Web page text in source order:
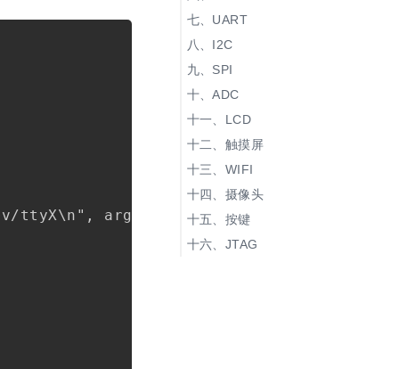
ttyX\n", argv[0]);
播放
LicheeRV Nano引脚图
UART
I2C
SPI
ADC
LCD
触摸屏
WIFI
STA
AP
摄像头
按键
JTAG